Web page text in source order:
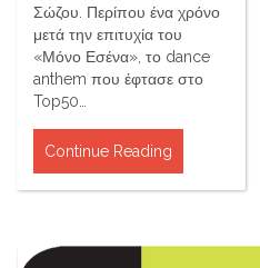
Σώζου. Περίπου ένα χρόνο
μετά την επιτυχία του
«Μόνο Εσένα», το dance
anthem που έφτασε στο
Top50…
Continue Reading